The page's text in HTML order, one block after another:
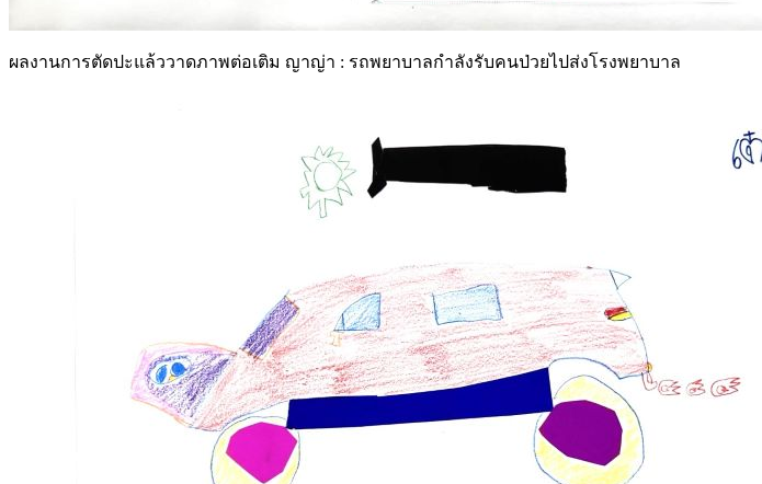
ผลงานการตัดปะแล้ววาดภาพต่อเติม ญาญ่า : รถพยาบาลกำลังรับคนป่วยไปส่งโรงพยาบาล